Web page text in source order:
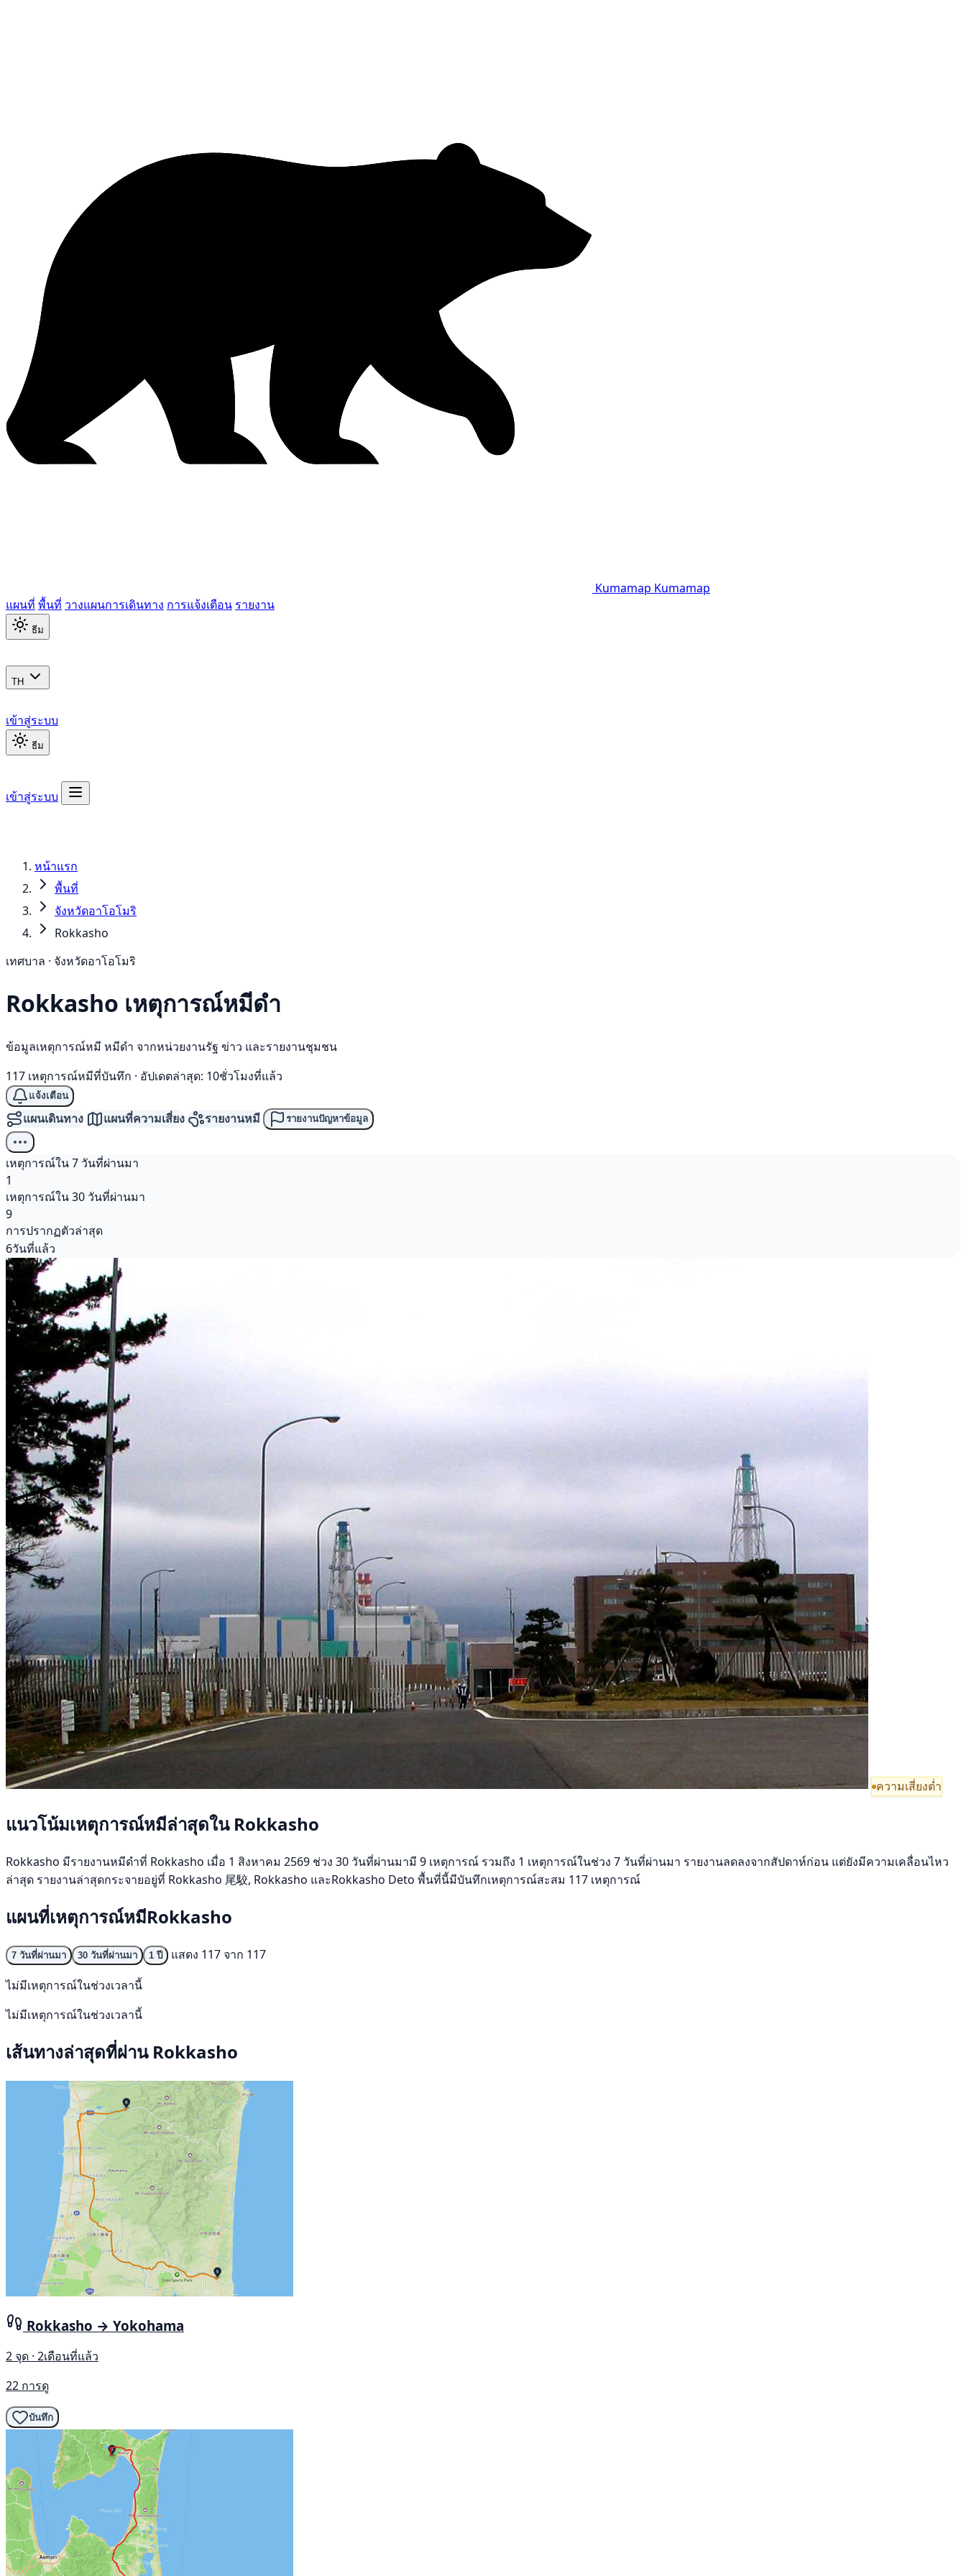
Kumamap Kumamap
แผนที่ พื้นที่ วางแผนการเดินทาง การแจ้งเตือน รายงาน
ธีม
TH
เข้าสู่ระบบ
ธีม
เข้าสู่ระบบ
หน้าแรก
พื้นที่
จังหวัดอาโอโมริ
Rokkasho
เทศบาล · จังหวัดอาโอโมริ
Rokkasho เหตุการณ์หมีดำ
ข้อมูลเหตุการณ์หมี หมีดำ จากหน่วยงานรัฐ ข่าว และรายงานชุมชน
117 เหตุการณ์หมีที่บันทึก · อัปเดตล่าสุด: 10ชั่วโมงที่แล้ว
แจ้งเตือน
แผนเดินทาง แผนที่ความเสี่ยง รายงานหมี รายงานปัญหาข้อมูล
เหตุการณ์ใน 7 วันที่ผ่านมา
1
เหตุการณ์ใน 30 วันที่ผ่านมา
9
การปรากฏตัวล่าสุด
6วันที่แล้ว
ความเสี่ยงต่ำ
แนวโน้มเหตุการณ์หมีล่าสุดใน Rokkasho
Rokkasho มีรายงานหมีดำที่ Rokkasho เมื่อ 1 สิงหาคม 2569 ช่วง 30 วันที่ผ่านมามี 9 เหตุการณ์ รวมถึง 1 เหตุการณ์ในช่วง 7 วันที่ผ่านมา รายงานลดลงจากสัปดาห์ก่อน แต่ยังมีความเคลื่อนไหว
ล่าสุด รายงานล่าสุดกระจายอยู่ที่ Rokkasho 尾駮, Rokkasho และRokkasho Deto พื้นที่นี้มีบันทึกเหตุการณ์สะสม 117 เหตุการณ์
แผนที่เหตุการณ์หมีRokkasho
7 วันที่ผ่านมา 30 วันที่ผ่านมา 1 ปี
แสดง 117 จาก 117
ไม่มีเหตุการณ์ในช่วงเวลานี้
ไม่มีเหตุการณ์ในช่วงเวลานี้
เส้นทางล่าสุดที่ผ่าน Rokkasho
Rokkasho → Yokohama
2 จุด · 2เดือนที่แล้ว
22 การดู
บันทึก